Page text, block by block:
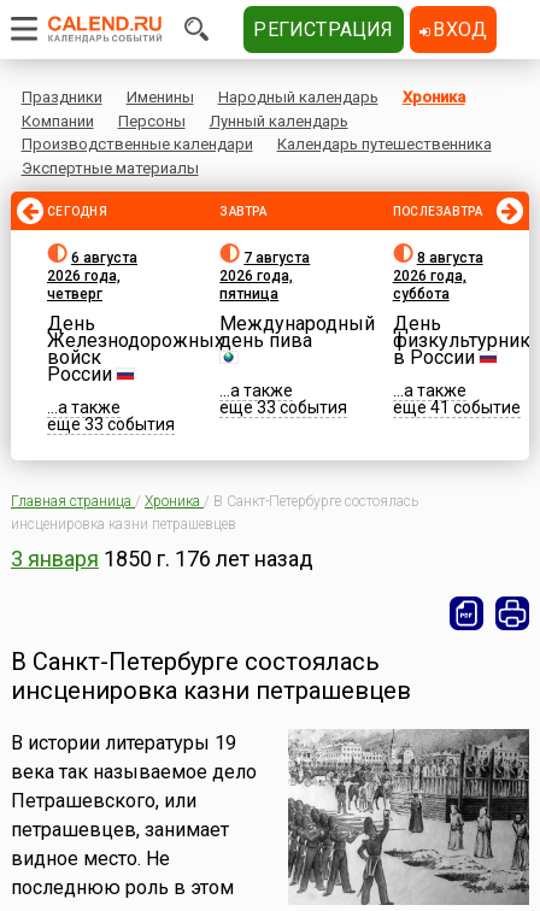
Праздники Именины Народный календарь
Хроника
Компании
Персоны
Лунный календарь
Производственные календари
Календарь путешественника
Экспертные материалы
СЕГОДНЯ
6 августа
2026 года,
четверг
День
Железнодорожных
войск
России
...а также
еще 33 события
ЗАВТРА
7 августа
2026 года,
пятница
Международный
день пива
...а также
еще 33 события
ПОСЛЕЗАВТРА
8 августа
2026 года,
суббота
День
физкультурника
в России
...а также
еще 41 событие
Главная страница / Хроника / В Санкт-Петербурге состоялась
инсценировка казни петрашевцев
3 января 1850 г. 176 лет назад
В Санкт-Петербурге состоялась
инсценировка казни петрашевцев
В истории литературы 19
века так называемое дело
Петрашевского, или
петрашевцев, занимает
видное место. Не
последнюю роль в этом
РЕГИСТРАЦИЯ ВХОД